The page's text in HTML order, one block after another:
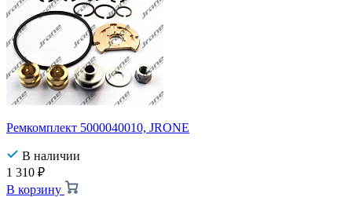
Ремкомплект 5000040010, JRONE
В наличии
1 310 ₽
В корзину